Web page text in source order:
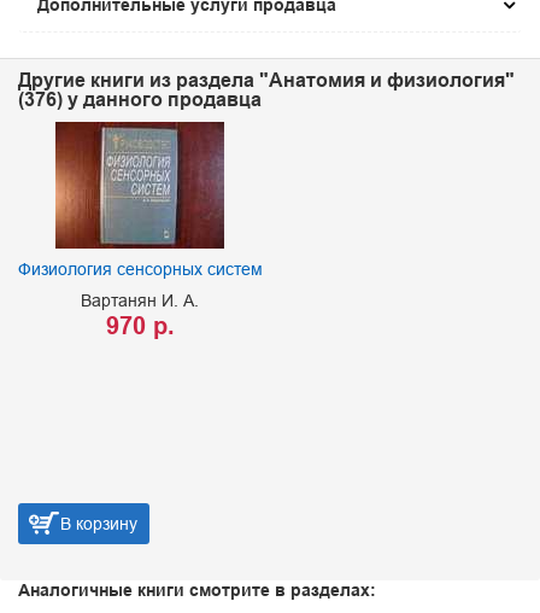
Дополнительные услуги продавца
Другие книги из раздела "Анатомия и физиология"
(376) у данного продавца
Физиология сенсорных систем
Вартанян И. А.
970 р.
В корзину
Аналогичные книги смотрите в разделах: